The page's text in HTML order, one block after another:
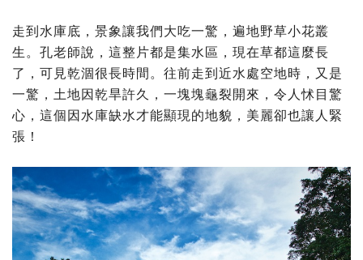
走到水庫底，景象讓我們大吃一驚，遍地野草小花叢
生。孔老師說，這整片都是集水區，現在草都這麼長
了，可見乾涸很長時間。往前走到近水處空地時，又是
一驚，土地因乾旱許久，一塊塊龜裂開來，令人怵目驚
心，這個因水庫缺水才能顯現的地貌，美麗卻也讓人緊
張！